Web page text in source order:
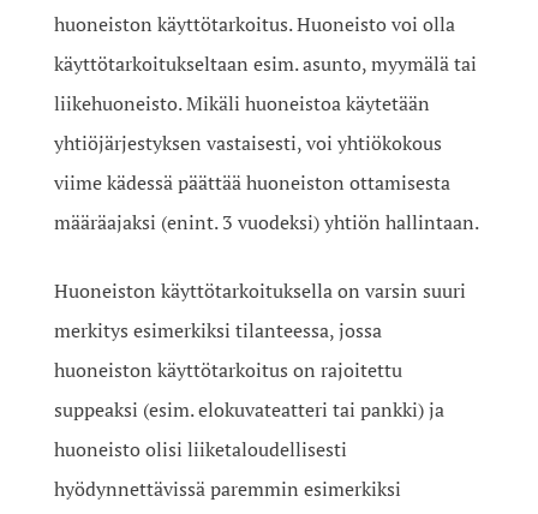
huoneiston käyttötarkoitus. Huoneisto voi olla
käyttötarkoitukseltaan esim. asunto, myymälä tai
liikehuoneisto. Mikäli huoneistoa käytetään
yhtiöjärjestyksen vastaisesti, voi yhtiökokous
viime kädessä päättää huoneiston ottamisesta
määräajaksi (enint. 3 vuodeksi) yhtiön hallintaan.
Huoneiston käyttötarkoituksella on varsin suuri
merkitys esimerkiksi tilanteessa, jossa
huoneiston käyttötarkoitus on rajoitettu
suppeaksi (esim. elokuvateatteri tai pankki) ja
huoneisto olisi liiketaloudellisesti
hyödynnettävissä paremmin esimerkiksi